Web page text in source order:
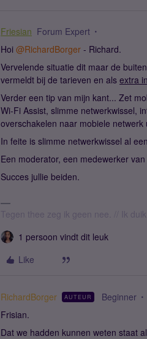
Friesian Forum Expert
Hoi ​ @RichardBorger - Richard.
Vervelende situatie dit maar de
vermeldt bij de tarieven en als extra
Verder een tip van mijn kant... Zet
Wi-Fi Assist, slimme netwerkwissel,
overschakelen naar mobiele
In feite is slimme netwerkwissel al
Een moderator, een medewerker
Succes jullie beiden.
Tegen thee zeg ik geen nee. // Ik
1 persoon vindt dit leuk
Like
RichardBorger AUTEUR Beginner
Frisian.
Dat we hadden kunnen weten staat